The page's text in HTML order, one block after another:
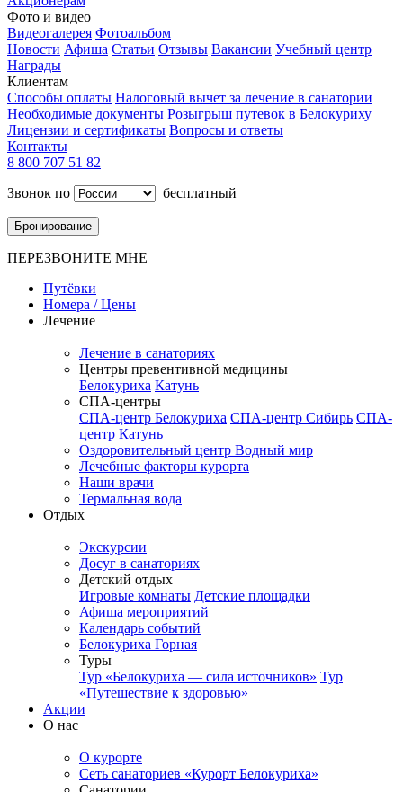
Фото и видео
Видеогалерея Фотоальбом
Новости Афиша Статьи Отзывы Вакансии Учебный центр
Награды
Клиентам
Способы оплаты Налоговый вычет за лечение в санатории
Необходимые документы Розыгрыш путевок в Белокуриху
Лицензии и сертификаты Вопросы и ответы
Контакты
8 800 707 51 82
Звонок по
бесплатный
Бронирование
ПЕРЕЗВОНИТЕ МНЕ
Путёвки
Номера / Цены
Лечение
Лечение в санаториях
Центры превентивной медицины
Белокуриха Катунь
СПА-центры
СПА-центр Белокуриха СПА-центр Сибирь СПА-
центр Катунь
Оздоровительный центр Водный мир
Лечебные факторы курорта
Наши врачи
Термальная вода
Отдых
Экскурсии
Досуг в санаториях
Детский отдых
Игровые комнаты Детские площадки
Афиша мероприятий
Календарь событий
Белокуриха Горная
Туры
Тур «Белокуриха — сила источников» Тур
«Путешествие к здоровью»
Акции
О нас
О курорте
Сеть санаториев «Курорт Белокуриха»